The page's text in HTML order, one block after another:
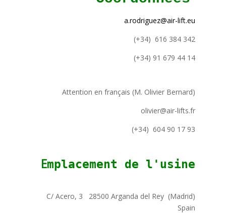
a.rodriguez@air-lift.eu
(+34) 616 384 342
(+34) 91 679 44 14
Attention en français (M. Olivier Bernard)
olivier@air-lifts.fr
(+34) 604 90 17 93
Emplacement de l'usine
C/ Acero, 3 28500 Arganda del Rey (Madrid)
Spain